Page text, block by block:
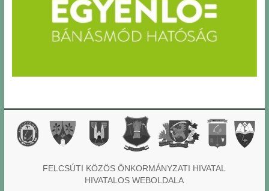
FELCSÚTI KÖZÖS ÖNKORMÁNYZATI HIVATAL
HIVATALOS WEBOLDALA